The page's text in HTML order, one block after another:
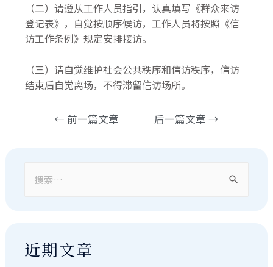
（二）请遵从工作人员指引，认真填写《群众来访
登记表》，自觉按顺序候访，工作人员将按照《信
访工作条例》规定安排接访。
（三）请自觉维护社会公共秩序和信访秩序，信访
结束后自觉离场，不得滞留信访场所。
← 前一篇文章 后一篇文章→
近期文章